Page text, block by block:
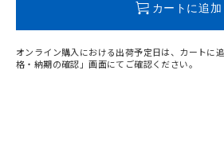
カートに追加
オンライン購入における出荷予定日は、カートに
格・納期の確認」画面にてご確認ください。